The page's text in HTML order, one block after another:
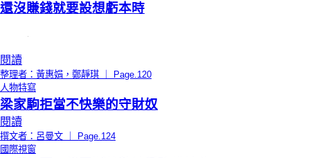
還沒賺錢就要設想虧本時
閱讀
整理者：黃惠娟，鄭靜琪 ｜ Page.120
人物特寫
梁家駒拒當不快樂的守財奴
閱讀
撰文者：呂曼文 ｜ Page.124
國際視窗